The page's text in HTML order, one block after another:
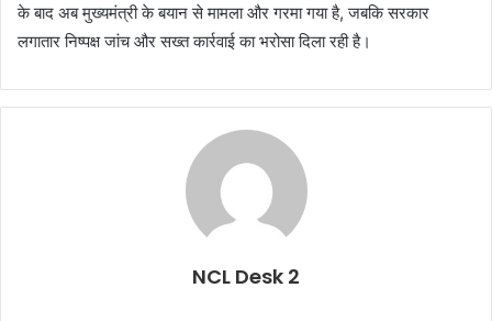
के बाद अब मुख्यमंत्री के बयान से मामला और गरमा गया है, जबकि सरकार
लगातार निष्पक्ष जांच और सख्त कार्रवाई का भरोसा दिला रही है।
NCL Desk 2